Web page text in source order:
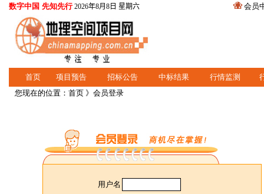
数字中国 先知先行 2026年8月8日 星期六 会员
首页 项目预告 招标公告 中标结果 行情监测
您现在的位置： 首页 》会员登录
用户名